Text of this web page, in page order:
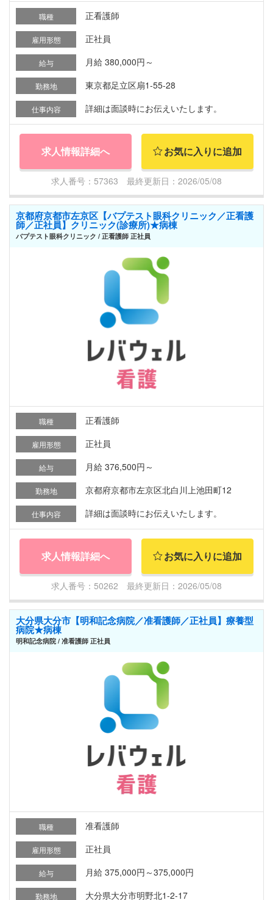
職種 正看護師
雇用形態 正社員
給与 月給 380,000円～
勤務地 東京都足立区扇1-55-28
仕事内容 詳細は面談時にお伝えいたします。
求人情報詳細へ お気に入りに追加
求人番号：57363 最終更新日：2026/05/08
京都府京都市左京区【バプテスト眼科クリニック／正看護
師／正社員】クリニック(診療所)★病棟
バプテスト眼科クリニック / 正看護師 正社員
職種 正看護師
雇用形態 正社員
給与 月給 376,500円～
勤務地 京都府京都市左京区北白川上池田町12
仕事内容 詳細は面談時にお伝えいたします。
求人情報詳細へ お気に入りに追加
求人番号：50262 最終更新日：2026/05/08
大分県大分市【明和記念病院／准看護師／正社員】療養型
病院★病棟
明和記念病院 / 准看護師 正社員
職種 准看護師
雇用形態 正社員
給与 月給 375,000円～375,000円
勤務地 大分県大分市明野北1-2-17